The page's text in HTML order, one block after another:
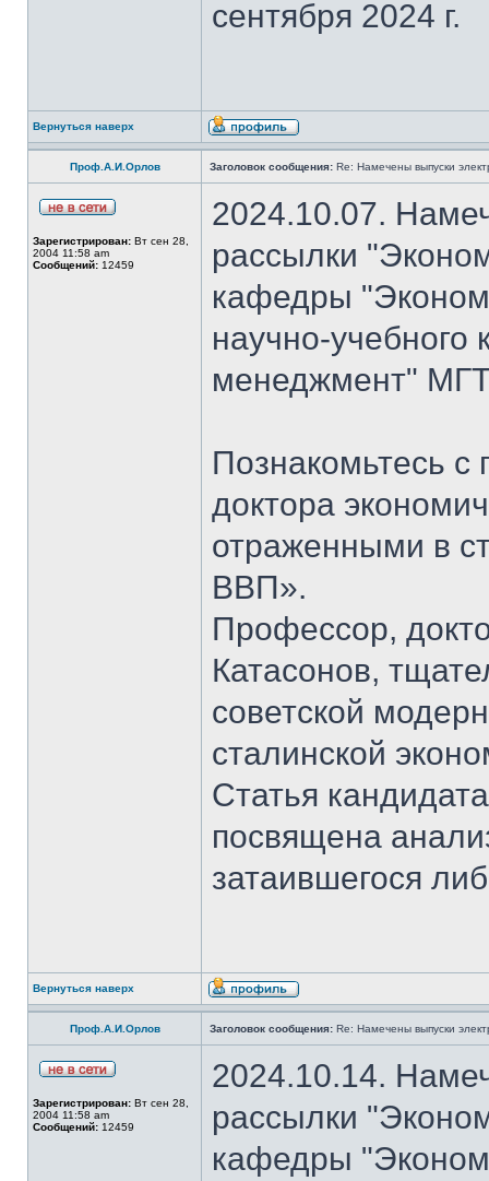
сентября 2024 г.
Вернуться наверх
Проф.А.И.Орлов Заголовок сообщения: Re: Намечены выпуски
Зарегистрирован: Вт сен 28,
2004 11:58 am
Сообщений: 12459
2024.10.07.
рассылки
кафедры
научно-
менеджмент"
Познакомьтесь
доктора
отраженными в
ВВП».
Профессор,
Катасонов,
советской
сталинской
Статья
посвящена
затаившегося
Вернуться наверх
Проф.А.И.Орлов Заголовок сообщения: Re: Намечены выпуски
Зарегистрирован: Вт сен 28,
2004 11:58 am
Сообщений: 12459
2024.10.14.
рассылки
кафедры